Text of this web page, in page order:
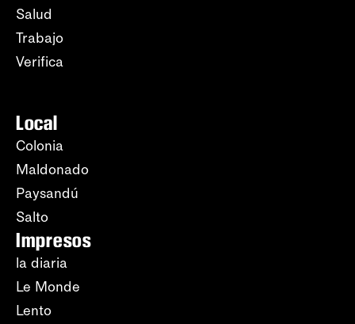
Salud
Trabajo
Verifica
Local
Colonia
Maldonado
Paysandú
Salto
Impresos
la diaria
Le Monde
Lento